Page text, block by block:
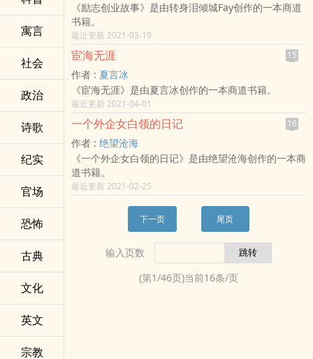
寓言
社会
政治
诗歌
纪实
官场
恐怖
古典
文化
英文
宗教
《励志创业故事》是由转身泪倾城Fay创作的一本商道
书籍。
最近更新 2021-03-19
宦海无涯 15
作者 : 夏言冰
《宦海无涯》是由夏言冰创作的一本商道书籍。
最近更新 2021-04-01
一个外企女白领的日记 16
作者 : 绝望沧海
《一个外企女白领的日记》是由绝望沧海创作的一本商
道书籍。
最近更新 2021-02-25
下一页 尾页
输入页数
(第1/46页)当前16条/页